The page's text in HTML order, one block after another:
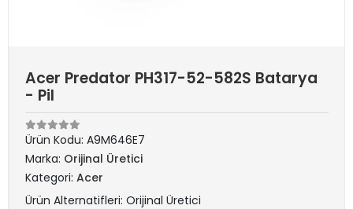
Acer Predator PH317-52-582S Batarya
- Pil
Ürün Kodu: A9M646E7
Marka: Orijinal Üretici
Kategori: Acer
Ürün Alternatifleri: Orijinal Üretici